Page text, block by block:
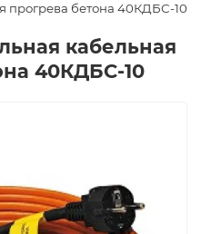
прогрева бетона 40КДБС-10
кабельная
40КДБС-10